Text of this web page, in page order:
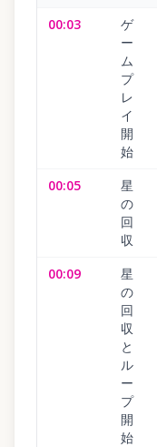
00:03
ゲ
ー
ム
プ
レ
イ
開
始
00:05
星
の
回
収
00:09
星
の
回
収
と
ル
ー
プ
開
始